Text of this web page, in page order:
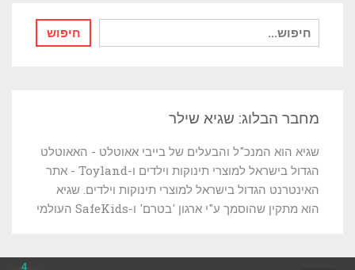
חיפוש
עבור:
חיפוש
מחבר הבלוג: שגיא שילר
שגיא הוא המנכ"ל והבעלים של בייבי אאוטלט - האאוטלט
הגדול בישראל למוצרי תינוקות וילדים ו-Toyland - אתר
האינטרנט הגדול בישראל למוצרי תינוקות וילדים. שגיא
הוא מתקין שהוסמך ע"י ארגון 'בטרם' ו-SafeKids העולמי
4